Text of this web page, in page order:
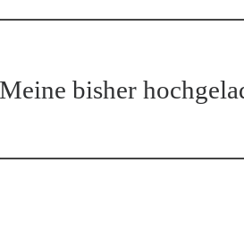
Meine bisher